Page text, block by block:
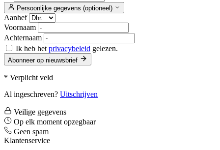
Persoonlijke gegevens (optioneel)
Aanhef
Voornaam
Achternaam
Ik heb het privacybeleid gelezen.
Abonneer op nieuwsbrief
* Verplicht veld
Al ingeschreven? Uitschrijven
Veilige gegevens
Op elk moment opzegbaar
Geen spam
Klantenservice